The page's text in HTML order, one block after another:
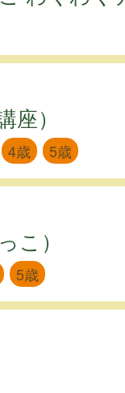
）
4歳 5歳
こ）
5歳